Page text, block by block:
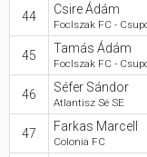
44 Csire Ádám
FocIszak FC -
45 Tamás Ádám
FocIszak FC -
46 Séfer Sándor
Atlantisz Sé SE
47 Farkas Marcell
Colonia FC